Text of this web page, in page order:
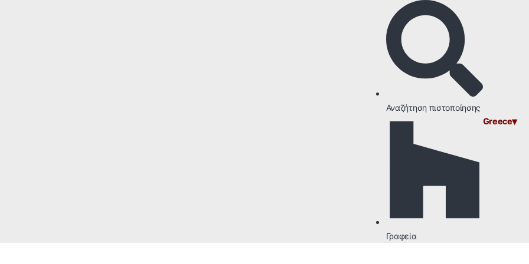
Αναζήτηση πιστοποίησης
Γραφεία
Greece▾